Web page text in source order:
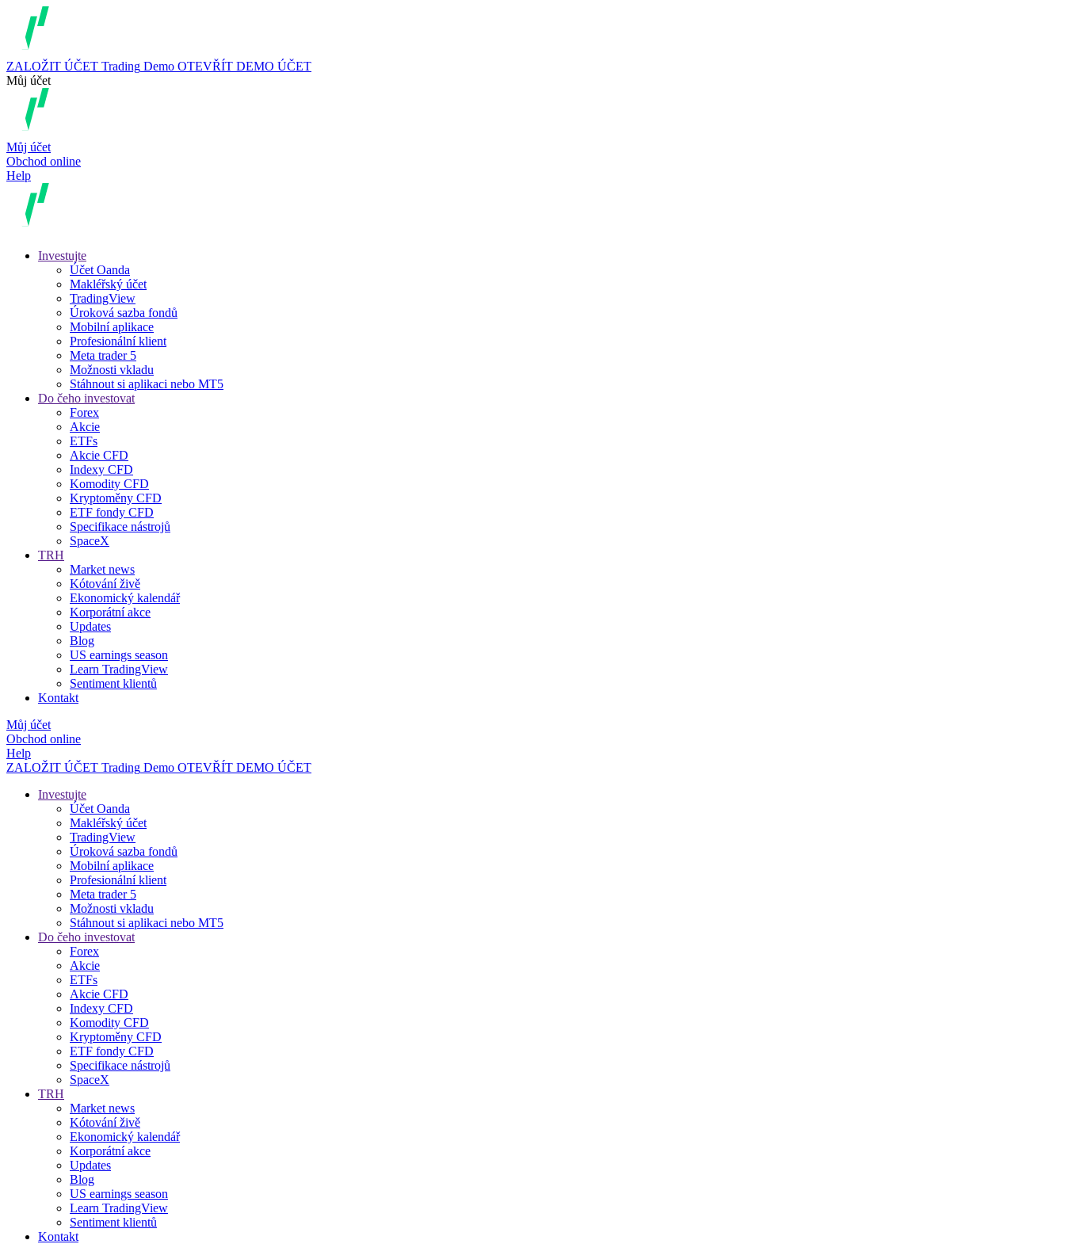
ZALOŽIT ÚČET Trading Demo OTEVŘÍT DEMO ÚČET
Můj účet
Můj účet
Obchod online
Help
Investujte
Účet Oanda
Makléřský účet
TradingView
Úroková sazba fondů
Mobilní aplikace
Profesionální klient
Meta trader 5
Možnosti vkladu
Stáhnout si aplikaci nebo MT5
Do čeho investovat
Forex
Akcie
ETFs
Akcie CFD
Indexy CFD
Komodity CFD
Kryptoměny CFD
ETF fondy CFD
Specifikace nástrojů
SpaceX
TRH
Market news
Kótování živě
Ekonomický kalendář
Korporátní akce
Updates
Blog
US earnings season
Learn TradingView
Sentiment klientů
Kontakt
Můj účet
Obchod online
Help
ZALOŽIT ÚČET Trading Demo OTEVŘÍT DEMO ÚČET
Investujte
Účet Oanda
Makléřský účet
TradingView
Úroková sazba fondů
Mobilní aplikace
Profesionální klient
Meta trader 5
Možnosti vkladu
Stáhnout si aplikaci nebo MT5
Do čeho investovat
Forex
Akcie
ETFs
Akcie CFD
Indexy CFD
Komodity CFD
Kryptoměny CFD
ETF fondy CFD
Specifikace nástrojů
SpaceX
TRH
Market news
Kótování živě
Ekonomický kalendář
Korporátní akce
Updates
Blog
US earnings season
Learn TradingView
Sentiment klientů
Kontakt